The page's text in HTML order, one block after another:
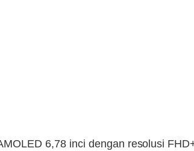
6,78 inci dengan resolusi